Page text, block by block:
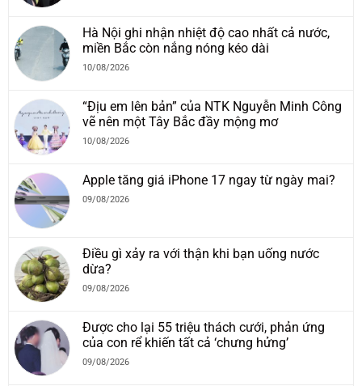
Hà Nội ghi nhận nhiệt độ cao nhất cả nước,
miền Bắc còn nắng nóng kéo dài
10/08/2026
“Địu em lên bản” của NTK Nguyễn Minh Công
vẽ nên một Tây Bắc đầy mộng mơ
10/08/2026
Apple tăng giá iPhone 17 ngay từ ngày mai?
09/08/2026
Điều gì xảy ra với thận khi bạn uống nước
dừa?
09/08/2026
Được cho lại 55 triệu thách cưới, phản ứng
của con rể khiến tất cả ‘chưng hửng’
09/08/2026